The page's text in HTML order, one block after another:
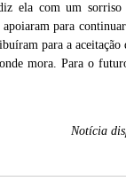
ela com um
para
para a
mora. Para o
Notícia